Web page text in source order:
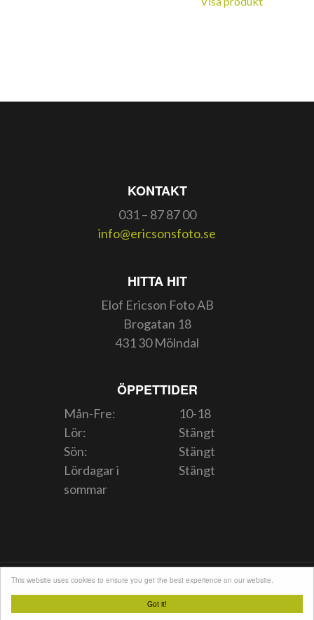
Got it!
This website uses cookies to ensure you get the best experience on our website.
KONTAKT
031 – 87 87 00
info@ericsonsfoto.se
HITTA HIT
Elof Ericson Foto AB
Brogatan 18
431 30 Mölndal
ÖPPETTIDER
Mån-Fre:
10-18
Lör:
Stängt
Sön:
Stängt
Lördagar i
sommar
Stängt
INTEGRITETSPOLICY
INFORMATION OM COOKIES
Copyright 2015 Elof Ericsons Foto AB